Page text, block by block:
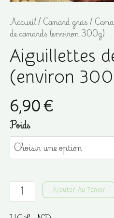
Accueil/ Canard gras/
de canards (environ 300g)
Aiguillettes
(environ
6,90€
Poids
quantité
de
Aiguillettes
Ajouter Au Panier